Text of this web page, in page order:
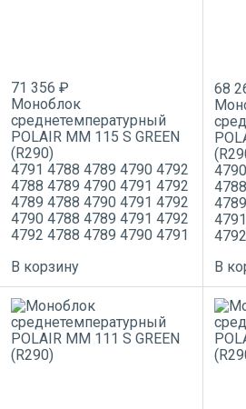
71 356 ₽
Моноблок
среднетемпературный
POLAIR MM 115 S GREEN
(R290)
4791 4788 4789 4790 4792
4788 4789 4790 4791 4792
4789 4788 4790 4791 4792
4790 4788 4789 4791 4792
4792 4788 4789 4790 4791
В корзину
68
4790
4788
4789
4791
4792
В